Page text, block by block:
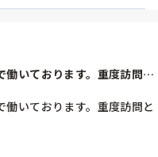
いております。重度訪問と
いております。重度訪問と
ことができ、そのお宅に泊